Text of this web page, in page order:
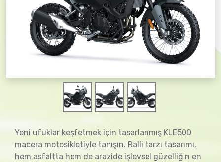
Yeni ufuklar keşfetmek için tasarlanmış KLE500
macera motosikletiyle tanışın. Ralli tarzı tasarımı,
hem asfaltta hem de arazide işlevsel güzelliğin en